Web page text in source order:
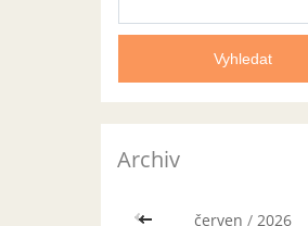
Archiv
<< červen / 2026